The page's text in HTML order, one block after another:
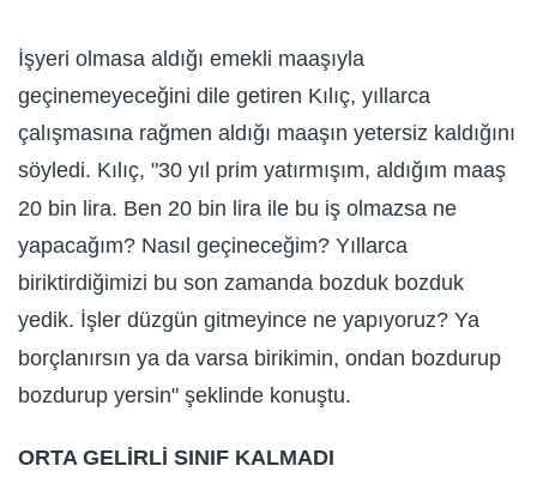
İşyeri olmasa aldığı emekli maaşıyla
geçinemeyeceğini dile getiren Kılıç, yıllarca
çalışmasına rağmen aldığı maaşın yetersiz kaldığını
söyledi. Kılıç, "30 yıl prim yatırmışım, aldığım maaş
20 bin lira. Ben 20 bin lira ile bu iş olmazsa ne
yapacağım? Nasıl geçineceğim? Yıllarca
biriktirdiğimizi bu son zamanda bozduk bozduk
yedik. İşler düzgün gitmeyince ne yapıyoruz? Ya
borçlanırsın ya da varsa birikimin, ondan bozdurup
bozdurup yersin" şeklinde konuştu.
ORTA GELİRLİ SINIF KALMADI